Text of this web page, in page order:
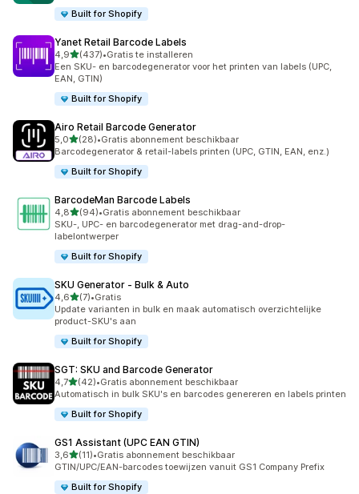
Built for Shopify
Yanet Retail Barcode Labels
4,9van 5 sterren
(437)
437 recensies in totaal
•Gratis te installeren
Een SKU- en barcodegenerator voor het printen van labels (UPC,
EAN, GTIN)
Built for Shopify
Airo Retail Barcode Generator
5,0van 5 sterren
(28)
28 recensies in totaal
•Gratis abonnement beschikbaar
Barcodegenerator & retail-labels printen (UPC, GTIN, EAN, enz.)
Built for Shopify
BarcodeMan Barcode Labels
4,8van 5 sterren
(94)
94 recensies in totaal
•Gratis abonnement beschikbaar
SKU-, UPC- en barcodegenerator met drag-and-drop-
labelontwerper
Built for Shopify
SKU Generator ‑ Bulk & Auto
4,6van 5 sterren
(7)
7 recensies in totaal
•Gratis
Update varianten in bulk en maak automatisch overzichtelijke
product-SKU's aan
Built for Shopify
SGT: SKU and Barcode Generator
4,7van 5 sterren
(42)
42 recensies in totaal
•Gratis abonnement beschikbaar
Automatisch in bulk SKU's en barcodes genereren en labels printen
Built for Shopify
GS1 Assistant (UPC EAN GTIN)
3,6van 5 sterren
(11)
11 recensies in totaal
•Gratis abonnement beschikbaar
GTIN/UPC/EAN-barcodes toewijzen vanuit GS1 Company Prefix
Built for Shopify